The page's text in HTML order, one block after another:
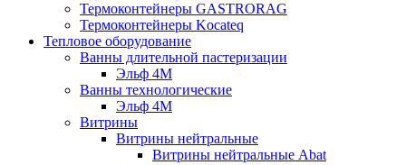
Термоконтейнеры GASTRORAG
Термоконтейнеры Kocateq
Тепловое оборудование
Ванны длительной пастеризации
Эльф 4М
Ванны технологические
Эльф 4М
Витрины
Витрины нейтральные
Витрины нейтральные Abat